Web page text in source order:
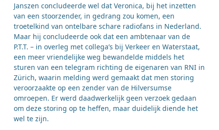
Janszen concludeerde wel dat Veronica, bij het inzetten
van een stoorzender, in gedrang zou komen, een
troetelkind van ontelbare schare radiofans in Nederland.
Maar hij concludeerde ook dat een ambtenaar van de
P.T.T. – in overleg met collega’s bij Verkeer en Waterstaat,
een meer vriendelijke weg bewandelde middels het
sturen van een telegram richting de eigenaren van RNI in
Zürich, waarin melding werd gemaakt dat men storing
veroorzaakte op een zender van de Hilversumse
omroepen. Er werd daadwerkelijk geen verzoek gedaan
om deze storing op te heffen, maar duidelijk diende het
wel te zijn.